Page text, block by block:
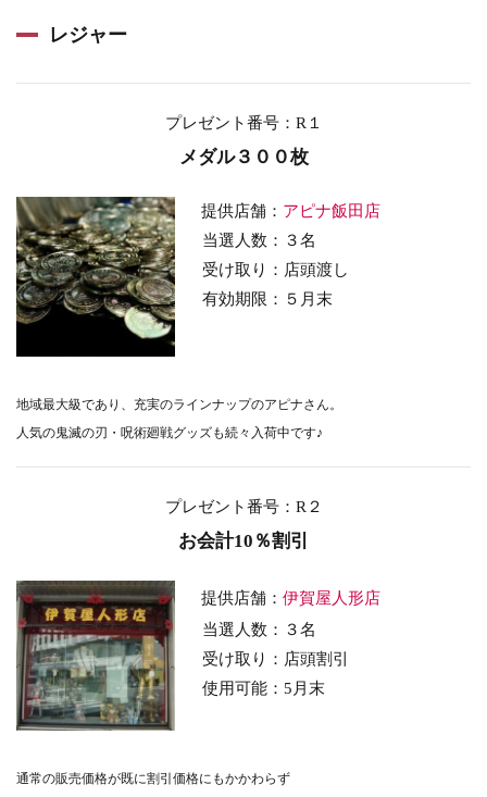
レジャー
プレゼント番号：R１
メダル３００枚
提供店舗： アピナ飯田店
当選人数：３名
受け取り：店頭渡し
有効期限：５ 月末
地域最大級であり、 充実のラインナップのアピナさん。
人気の鬼滅の刃・呪術廻戦グッズも続々入荷中です♪
プレゼント番号：R２
お会計10％割引
提供店舗：伊賀屋人形店
当選人数：３名
受け取り：店頭割引
使用可能：5 月末
通常の販売価格が既に割引価格にもかかわらず